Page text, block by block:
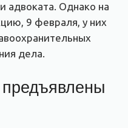
адвоката. Однако на
9 февраля, у них
дела.